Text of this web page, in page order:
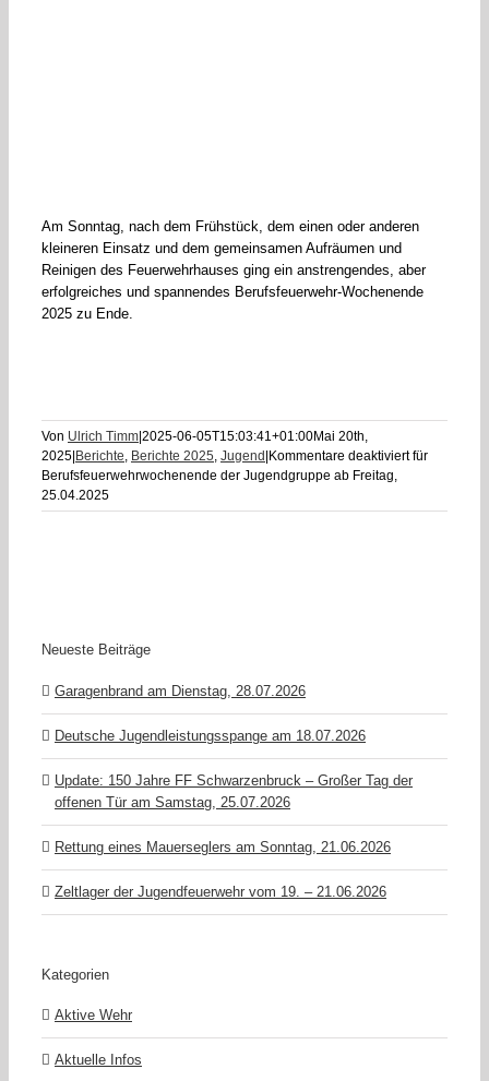
Am Sonntag, nach dem Frühstück, dem einen oder anderen
kleineren Einsatz und dem gemeinsamen Aufräumen und
Reinigen des Feuerwehrhauses ging ein anstrengendes, aber
erfolgreiches und spannendes Berufsfeuerwehr-Wochenende
2025 zu Ende.
Von Ulrich Timm 2025-06-05T15:03:41+01:00Mai 20th,
2025 Berichte, Berichte 2025, Jugend Kommentare deaktiviertfür
Berufsfeuerwehrwochenende der Jugendgruppe ab Freitag,
25.04.2025
Neueste Beiträge
Garagenbrand am Dienstag, 28.07.2026
Deutsche Jugendleistungsspange am 18.07.2026
Update: 150 Jahre FF Schwarzenbruck – Großer Tag der
offenen Tür am Samstag, 25.07.2026
Rettung eines Mauerseglers am Sonntag, 21.06.2026
Zeltlager der Jugendfeuerwehr vom 19. – 21.06.2026
Kategorien
Aktive Wehr
Aktuelle Infos